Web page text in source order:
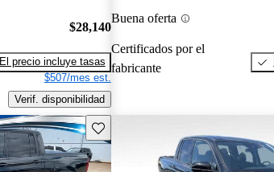
$28,140
El precio incluye tasas
$507/mes est.
Verif. disponibilidad
Buena oferta
Certificados por el
fabricante
Guarda este Aviso